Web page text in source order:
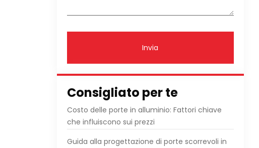
Invia
Consigliato per te
Costo delle porte in alluminio: Fattori chiave
che influiscono sui prezzi
Guida alla progettazione di porte scorrevoli in